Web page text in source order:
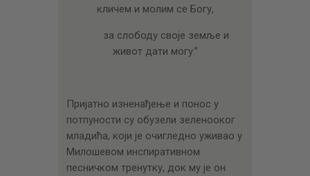
кличем и молим се Богу,
за слободу своје земље и
живот дати могу.”
Пријатно изненађење и понос у
потпуности су обузели зеленооког
младића, који је очигледно уживао у
Милошевом инспиративном
песничком тренутку, док му је он